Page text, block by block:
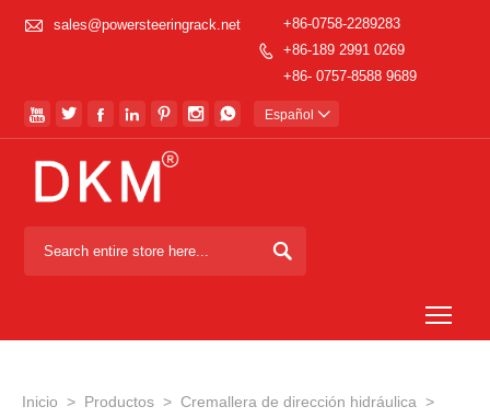
 sales@powersteeringrack.net

+86-0758-2289283
+86-189 2991 0269
+86- 0757-8588 9689
       Español 

Inicio > Productos > Cremallera de dirección hidráulica >